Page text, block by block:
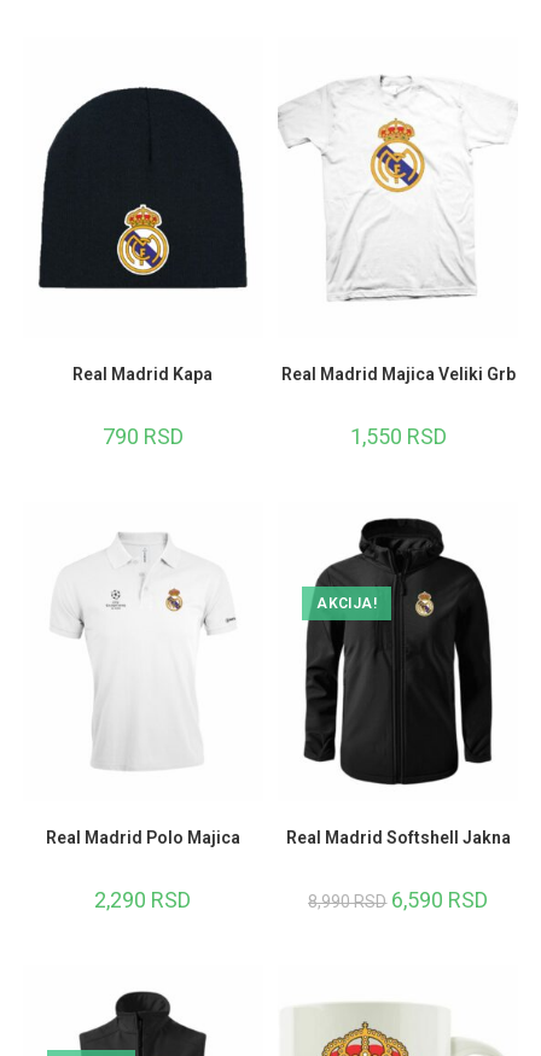
Real Madrid Kapa
790 RSD
Real Madrid Majica Veliki Grb
1,550 RSD
Real Madrid Polo Majica
2,290 RSD
AKCIJA!
Real Madrid Softshell Jakna
8,990RSD 6,590 RSD